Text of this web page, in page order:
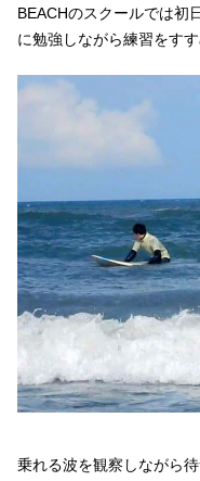
BEACHのスクールでは初
に勉強しながら練習をす
乗れる波を観察しながら